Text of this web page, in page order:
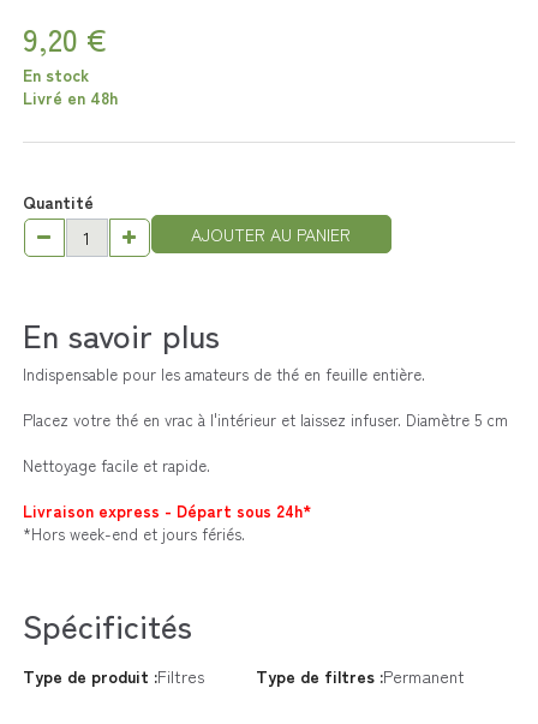
9,20 €
En stock
Livré en 48h
Quantité
AJOUTER AU PANIER
En savoir plus
Indispensable pour les amateurs de thé en feuille entière.
Placez votre thé en vrac à l'intérieur et laissez infuser. Diamètre 5 cm
Nettoyage facile et rapide.
Livraison express - Départ sous 24h*
*Hors week-end et jours fériés.
Spécificités
Type de produit :Filtres Type de filtres :Permanent